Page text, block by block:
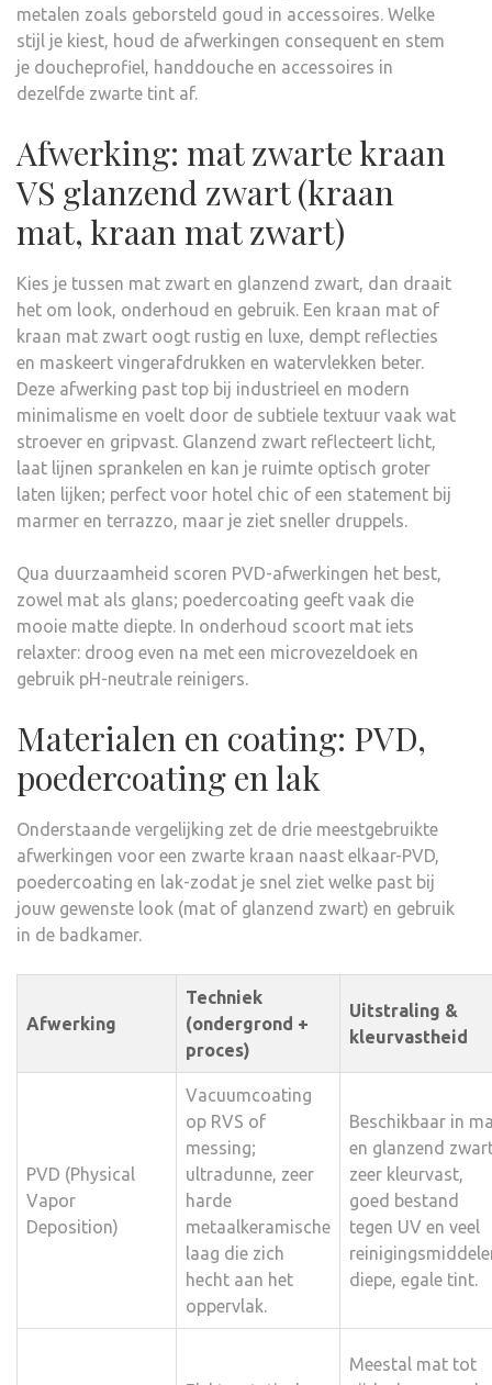
metalen zoals geborsteld goud in accessoires. Welke
stijl je kiest, houd de afwerkingen consequent en stem
je doucheprofiel, handdouche en accessoires in
dezelfde zwarte tint af.
Afwerking: mat zwarte kraan
VS glanzend zwart (kraan
mat, kraan mat zwart)
Kies je tussen mat zwart en glanzend zwart, dan draait
het om look, onderhoud en gebruik. Een kraan mat of
kraan mat zwart oogt rustig en luxe, dempt reflecties
en maskeert vingerafdrukken en watervlekken beter.
Deze afwerking past top bij industrieel en modern
minimalisme en voelt door de subtiele textuur vaak wat
stroever en gripvast. Glanzend zwart reflecteert licht,
laat lijnen sprankelen en kan je ruimte optisch groter
laten lijken; perfect voor hotel chic of een statement bij
marmer en terrazzo, maar je ziet sneller druppels.
Qua duurzaamheid scoren PVD-afwerkingen het best,
zowel mat als glans; poedercoating geeft vaak die
mooie matte diepte. In onderhoud scoort mat iets
relaxter: droog even na met een microvezeldoek en
gebruik pH-neutrale reinigers.
Materialen en coating: PVD,
poedercoating en lak
Onderstaande vergelijking zet de drie meestgebruikte
afwerkingen voor een zwarte kraan naast elkaar-PVD,
poedercoating en lak-zodat je snel ziet welke past bij
jouw gewenste look (mat of glanzend zwart) en gebruik
in de badkamer.
Afwerking
Techniek
(ondergrond +
proces)
Uitstraling &
kleurvastheid
PVD (Physical
Vapor
Deposition)
Vacuumcoating
op RVS of
messing;
ultradunne, zeer
harde
metaalkeramische
laag die zich
hecht aan het
oppervlak.
Beschikbaar in
en glanzend
zeer kleurvast,
goed bestand
tegen UV en veel
diepe, egale tint.
Meestal mat tot